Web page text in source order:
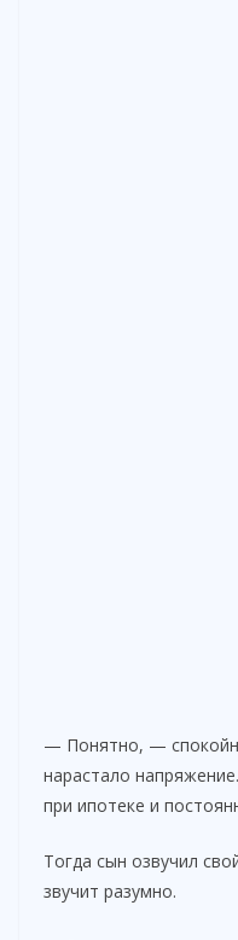
— Понятно, —
нарастало
при ипотеке и
Тогда сын озвучил
звучит разумно.